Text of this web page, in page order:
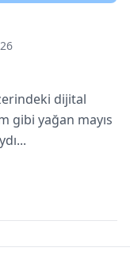
dijital
gibi yağan mayıs